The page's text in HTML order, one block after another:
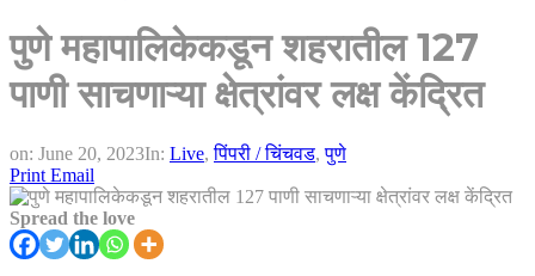
पुणे महापालिकेकडून शहरातील 127
पाणी साचणाऱ्या क्षेत्रांवर लक्ष केंद्रित
on: June 20, 2023In: Live,पिंपरी / चिंचवड,पुणे
Print Email
Spread the love